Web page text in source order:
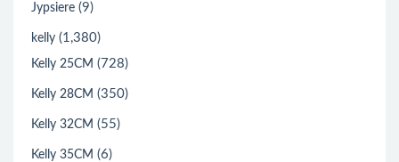
Jypsiere (9)
kelly (1,380)
Kelly 25CM (728)
Kelly 28CM (350)
Kelly 32CM (55)
Kelly 35CM (6)